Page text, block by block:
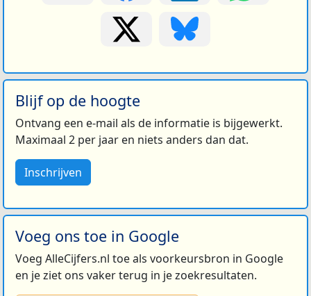
Blijf op de hoogte
Ontvang een e-mail als de informatie is bijgewerkt.
Maximaal 2 per jaar en niets anders dan dat.
Inschrijven
Voeg ons toe in Google
Voeg AlleCijfers.nl toe als voorkeursbron in Google
en je ziet ons vaker terug in je zoekresultaten.